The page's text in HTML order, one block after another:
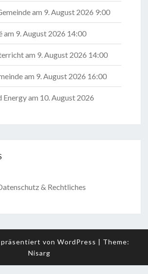
am 9. August 2026 9:00
am 9. August 2026 14:00
am 9. August 2026 14:00
am 9. August 2026 16:00
Energyam 10. August 2026
& Rechtliches
von WordPress | Theme:
Nisarg